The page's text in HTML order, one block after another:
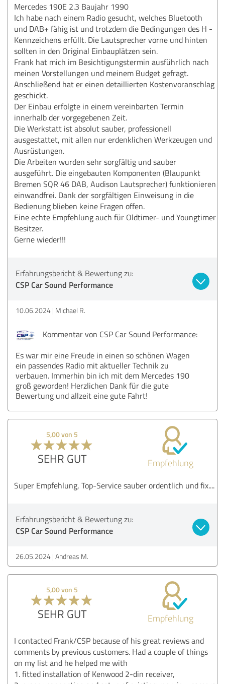
Mercedes 190E 2.3 Baujahr 1990
Ich habe nach einem Radio gesucht, welches Bluetooth
und DAB+ fähig ist und trotzdem die Bedingungen des H -
Kennzeichens erfüllt. Die Lautsprecher vorne und hinten
sollten in den Original Einbauplätzen sein.
Frank hat mich im Besichtigungstermin ausführlich nach
meinen Vorstellungen und meinem Budget gefragt.
Anschließend hat er einen detaillierten Kostenvoranschlag
geschickt.
Der Einbau erfolgte in einem vereinbarten Termin
innerhalb der vorgegebenen Zeit.
Die Werkstatt ist absolut sauber, professionell
ausgestattet, mit allen nur erdenklichen Werkzeugen und
Ausrüstungen.
Die Arbeiten wurden sehr sorgfältig und sauber
ausgeführt. Die eingebauten Komponenten (Blaupunkt
Bremen SQR 46 DAB, Audison Lautsprecher) funktionieren
einwandfrei. Dank der sorgfältigen Einweisung in die
Bedienung blieben keine Fragen offen.
Eine echte Empfehlung auch für Oldtimer- und Youngtimer
Besitzer.
Gerne wieder!!!
Erfahrungsbericht & Bewertung zu:
CSP Car Sound Performance
10.06.2024 Michael R.
Kommentar von CSP Car Sound Performance:
Es war mir eine Freude in einen so schönen Wagen
ein passendes Radio mit aktueller Technik zu
verbauen. Immerhin bin ich mit dem Mercedes 190
groß geworden! Herzlichen Dank für die gute
Bewertung und allzeit eine gute Fahrt!
5,00 von 5
SEHR GUT Empfehlung
Super Empfehlung, Top-Service sauber ordentlich und fix....
Erfahrungsbericht & Bewertung zu:
CSP Car Sound Performance
26.05.2024 Andreas M.
5,00 von 5
SEHR GUT Empfehlung
I contacted Frank/CSP because of his great reviews and
comments by previous customers. Had a couple of things
on my list and he helped me with
1. fitted installation of Kenwood 2-din receiver,